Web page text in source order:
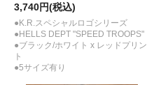
3,740円(税込)
●K.R.スペシャルロゴシリーズ
●HELLS DEPT "SPEED TROOPS"
●ブラック/ホワイト x レッドプリン
ト
●5サイズ有り